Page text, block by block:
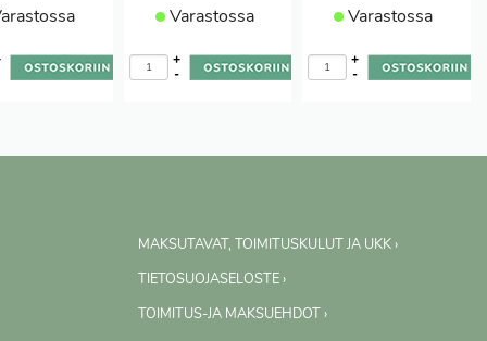
Varastossa
-
+
Varastossa
-
+
MAKSUTAVAT, TOIMITUSKULUT JA UKK ›
TIETOSUOJASELOSTE ›
TOIMITUS-JA MAKSUEHDOT ›